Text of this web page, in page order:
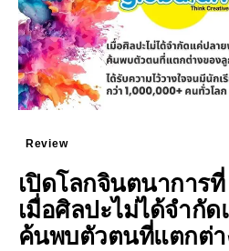
VDO
Event & Activities
Review
เปิดโลกจินตนาการที่
เมื่อศิลปะไม่ได้จำกั
ค้นพบตัวตนที่แตกต่า